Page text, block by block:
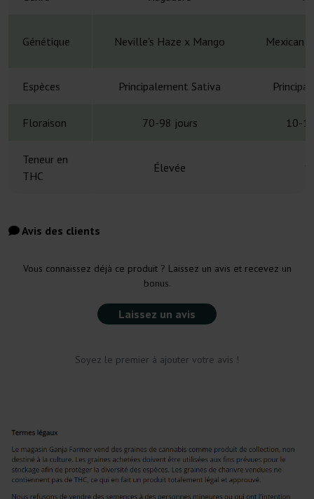
Génétique Neville's Haze x Mango Mexican
Espèces Principalement Sativa
Floraison 70-98 jours 10-
Teneur en
THC
Élevée
Avis des clients
Vous connaissez déjà ce produit ? Laissez un avis et recevez un
bonus.
Laissez un avis
Soyez le premier à ajouter votre avis !